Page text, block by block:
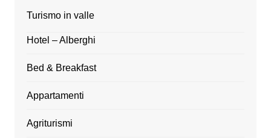
Turismo in valle
Hotel – Alberghi
Bed & Breakfast
Appartamenti
Agriturismi